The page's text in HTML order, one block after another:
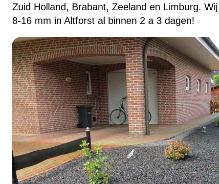
Zuid Holland, Brabant, Zeeland en Limburg.
8-16 mm in Altforst al binnen 2 a 3 dagen!